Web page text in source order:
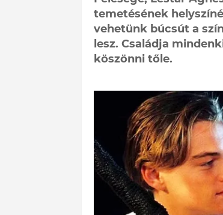
temetésének
vehetünk búcsút a
lesz. Családja
köszönni tőle.